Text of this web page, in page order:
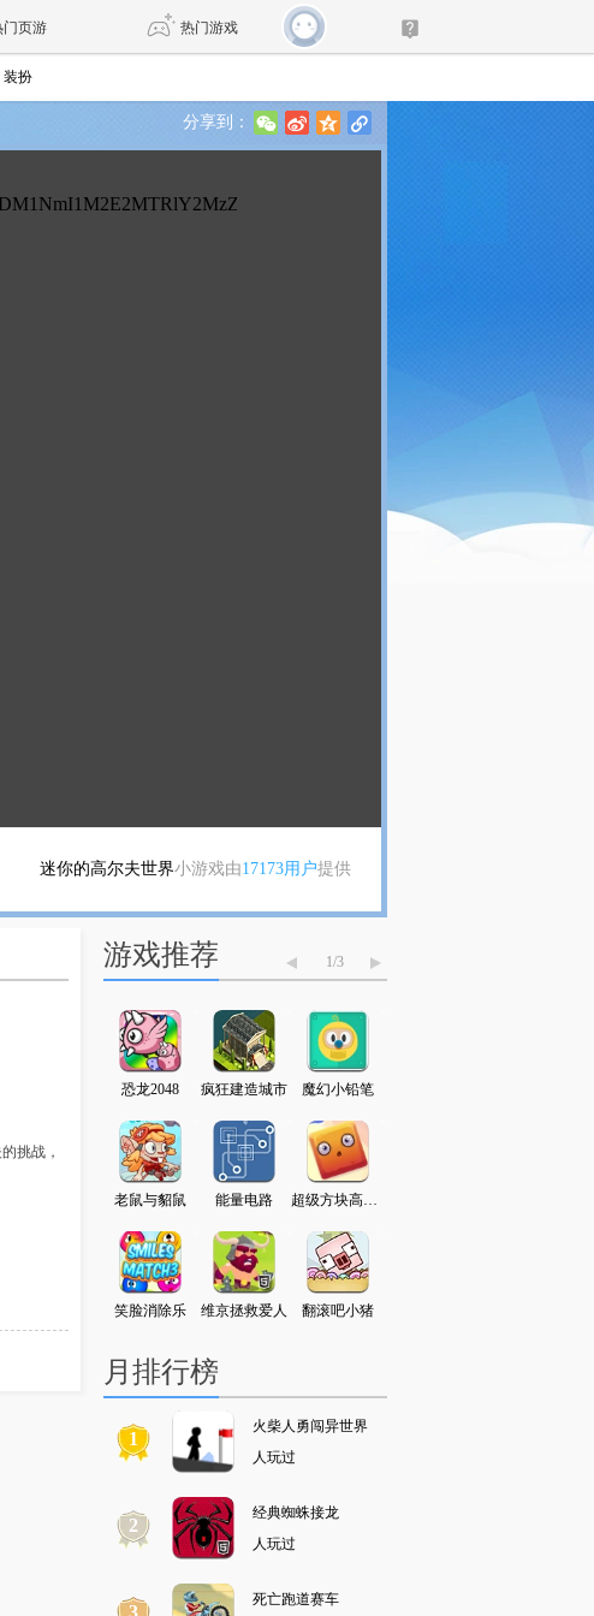
门页游 热门游戏
装扮
分享到： w t z l
迷你的高尔夫世界小游戏由17173用户提供
挑战，
游戏推荐 1/3
恐龙2048 疯狂建造城市 魔幻小铅笔
老鼠与貂鼠 能量电路 超级方块高高叠
笑脸消除乐 维京拯救爱人 翻滚吧小猪
月排行榜
1
火柴人勇闯异世界
人玩过
2
经典蜘蛛接龙
人玩过
3
死亡跑道赛车